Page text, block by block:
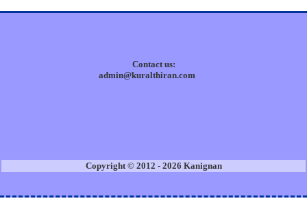
Contact us:
admin@kuralthiran.com
Copyright © 2012 - 2026 Kanignan